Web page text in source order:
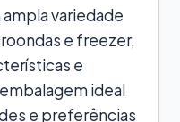
variedade
e freezer,
e
ideal
e preferências